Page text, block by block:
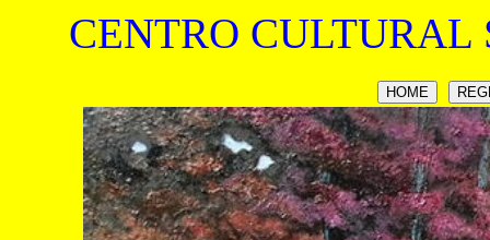
CENTRO CULTURAL
HOME